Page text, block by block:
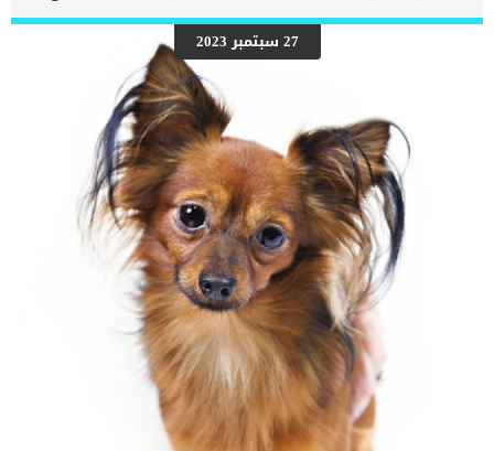
فقد يتسبب في انسداد المسالك البولية. اعراض وعلامات التهاب المثانة
مجهول السبب عند القطط صعوبة التبول كثرة التبول التبول بكميات
صغيرة بشكل متكرر دم في البول التبول خارج الصندوقاللعق المفرط في
منطقة الأعضاء التناسلية البكاء والمواء أثناء التبول نقص الطاقة قلة
الشهية القيء الإسهال الانعزال كما ذكرنا ان هذه المشكلة الصحية ليس
لها سبب يمكن للطبيب البيطرى ان يعود اليه ليعالجه, اذا كيف يتم
التشخيص فى وجه نظرك ؟ اقرا ايضا: جراحة المثانة عند […]
27 سبتمبر 2023